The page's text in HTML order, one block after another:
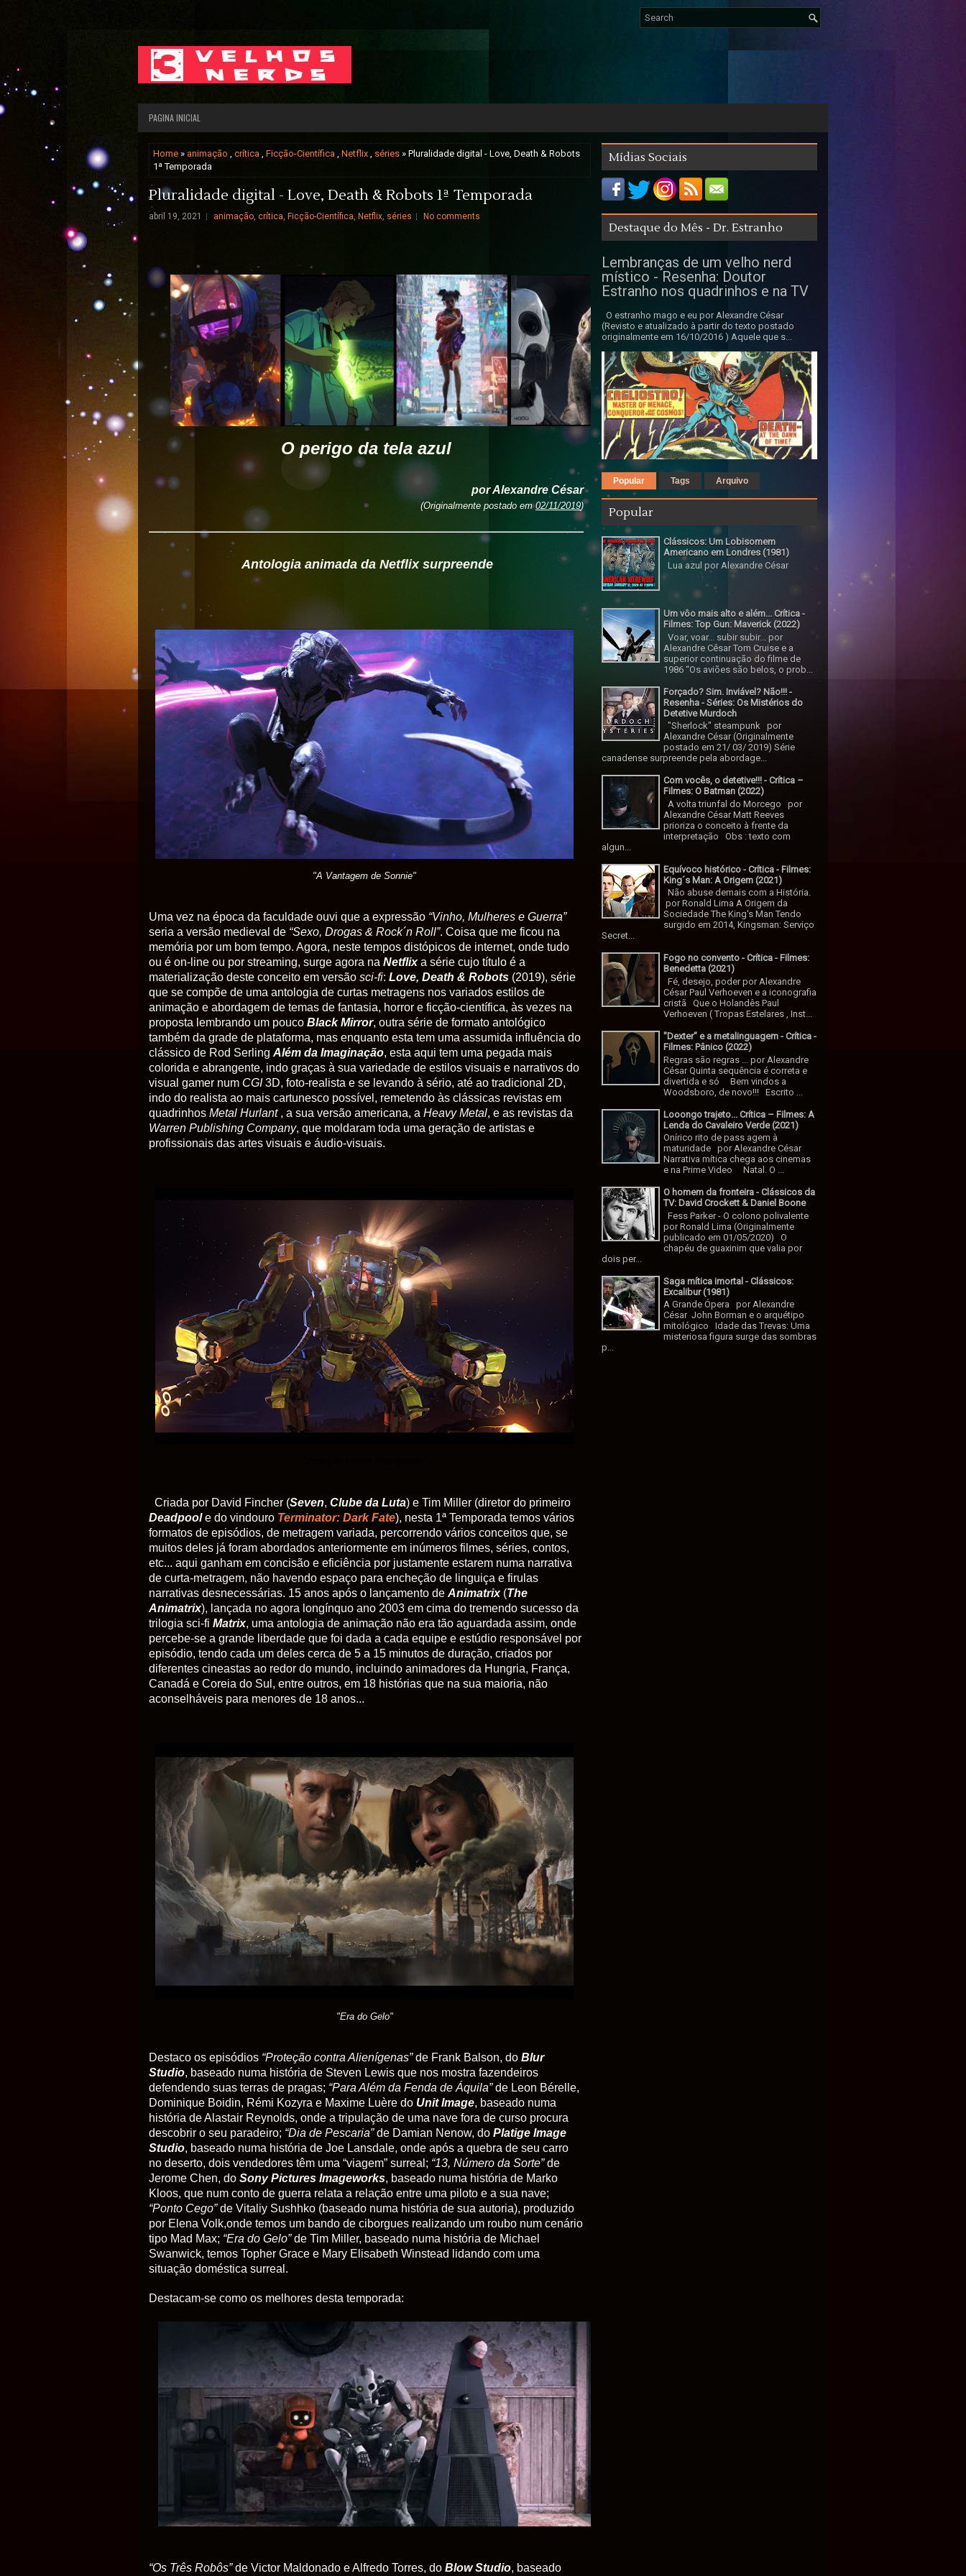
PAGINA INICIAL
Home » animação , crítica , Ficção-Científica , Netflix , séries » Pluralidade digital - Love, Death & Robots
1ª Temporada
Pluralidade digital - Love, Death & Robots 1ª Temporada
abril 19, 2021 animação, crítica, Ficção-Científica, Netflix, séries No comments
O perigo da tela azul
por Alexandre César
(Originalmente postado em02/11/2019)
Antologia animada da Netflix surpreende
"A Vantagem de Sonnie"
Uma vez na época da faculdade ouvi que a expressão “Vinho, Mulheres e Guerra”
seria a versão medieval de “Sexo, Drogas & Rock´n Roll”. Coisa que me ficou na
memória por um bom tempo. Agora, neste tempos distópicos de internet, onde tudo
ou é on-line ou por streaming, surge agora na Netflixa série cujo título é a
materialização deste conceito em versão sci-fi: Love, Death & Robots (2019), série
que se compõe de uma antologia de curtas metragens nos variados estilos de
animação e abordagem de temas de fantasia, horror e ficção-científica, às vezes na
proposta lembrando um pouco Black Mirror, outra série de formato antológico
também da grade de plataforma, mas enquanto esta tem uma assumida influência do
clássico de Rod Serling Além da Imaginação, esta aqui tem uma pegada mais
colorida e abrangente, indo graças à sua variedade de estilos visuais e narrativos do
visual gamer num CGI3D, foto-realista e se levando à sério, até ao tradicional 2D,
indo do realista ao mais cartunesco possível, remetendo às clássicas revistas em
quadrinhos Metal Hurlant, a sua versão americana, a Heavy Metal, e as revistas da
Warren Publishing Company, que moldaram toda uma geração de artistas e
profissionais das artes visuais e áudio-visuais.
Criada por David Fincher (Seven, Clube da Luta) e Tim Miller (diretor do primeiro
Deadpoole do vindouro Terminator: Dark Fate), nesta 1ª Temporada temos vários
formatos de episódios, de metragem variada, percorrendo vários conceitos que, se
muitos deles já foram abordados anteriormente em inúmeros filmes, séries, contos,
etc... aqui ganham em concisão e eficiência por justamente estarem numa narrativa
de curta-metragem, não havendo espaço para encheção de linguiça e firulas
narrativas desnecessárias. 15 anos após o lançamento de Animatrix (The
Animatrix), lançada no agora longínquo ano 2003 em cima do tremendo sucesso da
trilogia sci-fi Matrix, uma antologia de animação não era tão aguardada assim, onde
percebe-se a grande liberdade que foi dada a cada equipe e estúdio responsável por
episódio, tendo cada um deles cerca de 5 a 15 minutos de duração, criados por
diferentes cineastas ao redor do mundo, incluindo animadores da Hungria, França,
Canadá e Coreia do Sul, entre outros, em 18 histórias que na sua maioria, não
aconselháveis para menores de 18 anos...
"Era do Gelo"
Destaco os episódios “Proteção contra Alienígenas”de Frank Balson, do Blur
Studio, baseado numa história de Steven Lewis que nos mostra fazendeiros
defendendo suas terras de pragas; “Para Além da Fenda de Áquila”de Leon Bérelle,
Dominique Boidin, Rémi Kozyra e Maxime Luère do Unit Image, baseado numa
história de Alastair Reynolds, onde a tripulação de uma nave fora de curso procura
descobrir o seu paradeiro; “Dia de Pescaria”de Damian Nenow, do Platige Image
Studio, baseado numa história de Joe Lansdale, onde após a quebra de seu carro
no deserto, dois vendedores têm uma “viagem” surreal; “13, Número da Sorte”de
Jerome Chen, do Sony Pictures Imageworks, baseado numa história de Marko
Kloos, que num conto de guerra relata a relação entre uma piloto e a sua nave;
“Ponto Cego”de Vitaliy Sushhko (baseado numa história de sua autoria), produzido
por Elena Volk,onde temos um bando de ciborgues realizando um roubo num cenário
tipo Mad Max; “Era do Gelo”de Tim Miller, baseado numa história de Michael
Swanwick, temos Topher Grace e Mary Elisabeth Winstead lidando com uma
situação doméstica surreal.
Destacam-se como os melhores desta temporada:
“Os Três Robôs”de Victor Maldonado e Alfredo Torres, do Blow Studio, baseado
Mídias Sociais
Destaque do Mês - Dr. Estranho
Lembranças de um velho nerd
místico - Resenha: Doutor
Estranho nos quadrinhos e na TV
O estranho mago e eu por Alexandre César
(Revisto e atualizado à partir do texto postado
originalmente em 16/10/2016 ) Aquele que s...
Popular Tags Arquivo
Popular
Clássicos: Um Lobisomem
Americano em Londres (1981)
Lua azul por Alexandre César
Um vôo mais alto e além... Crítica -
Filmes: Top Gun: Maverick (2022)
Voar, voar... subir subir... por
Alexandre César Tom Cruise e a
superior continuação do filme de
1986 “Os aviões são belos, o prob...
Forçado? Sim. Inviável? Não!!! -
Resenha - Séries: Os Mistérios do
Detetive Murdoch
"Sherlock" steampunk por
Alexandre César (Originalmente
postado em 21/ 03/ 2019) Série
canadense surpreende pela abordage...
Com vocês, o detetive!!! - Crítica –
Filmes: O Batman (2022)
A volta triunfal do Morcego por
Alexandre César Matt Reeves
prioriza o conceito à frente da
interpretação Obs : texto com
algun...
Equívoco histórico - Crítica - Filmes:
King´s Man: A Origem (2021)
Não abuse demais com a História.
por Ronald Lima A Origem da
Sociedade The King's Man Tendo
surgido em 2014, Kingsman: Serviço
Secret...
Fogo no convento - Crítica - Filmes:
Benedetta (2021)
Fé, desejo, poder por Alexandre
César Paul Verhoeven e a iconografia
cristã Que o Holandês Paul
Verhoeven ( Tropas Estelares , Inst...
"Dexter" e a metalinguagem - Crítica -
Filmes: Pânico (2022)
Regras são regras ... por Alexandre
César Quinta sequência é correta e
divertida e só Bem vindos a
Woodsboro, de novo!!! Escrito ...
Looongo trajeto... Crítica – Filmes: A
Lenda do Cavaleiro Verde (2021)
Onírico rito de pass agem à
maturidade por Alexandre César
Narrativa mítica chega aos cinemas
e na Prime Video Natal. O ...
O homem da fronteira - Clássicos da
TV: David Crockett & Daniel Boone
Fess Parker - O colono polivalente
por Ronald Lima (Originalmente
publicado em 01/05/2020) O
chapéu de guaxinim que valia por
dois per...
Saga mítica imortal - Clássicos:
Excalibur (1981)
A Grande Ópera por Alexandre
César John Borman e o arquétipo
mitológico Idade das Trevas: Uma
misteriosa figura surge das sombras
p...